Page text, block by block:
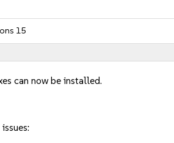
15
can now be installed.